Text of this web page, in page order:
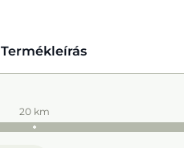
Termékleírás
20 km